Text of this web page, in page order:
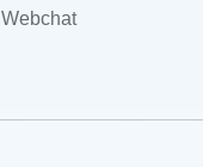
Webchat